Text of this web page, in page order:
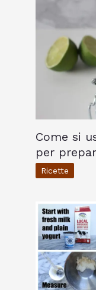
Come si
per
Ricette